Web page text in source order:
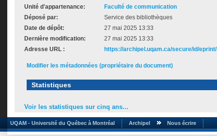
Unité d'appartenance:
Faculté de communication
Déposé par:
Service des bibliothèques
Date de dépôt:
27 mai 2025 13:33
Dernière modification:
27 mai 2025 13:33
Adresse URL :
https://archipel.uqam.ca/secure/id/
Modifier les métadonnées (propriétaire du document)
Statistiques
Voir les statistiques sur cinq ans...
UQAM - Université du Québec à Montréal Archipel Nous écrire